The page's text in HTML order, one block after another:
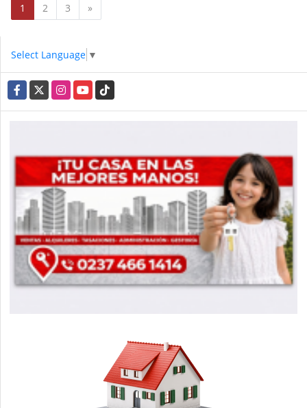
1 2 3 »
Select Language ▼
Facebook
X InstagramYouTubeTikTok